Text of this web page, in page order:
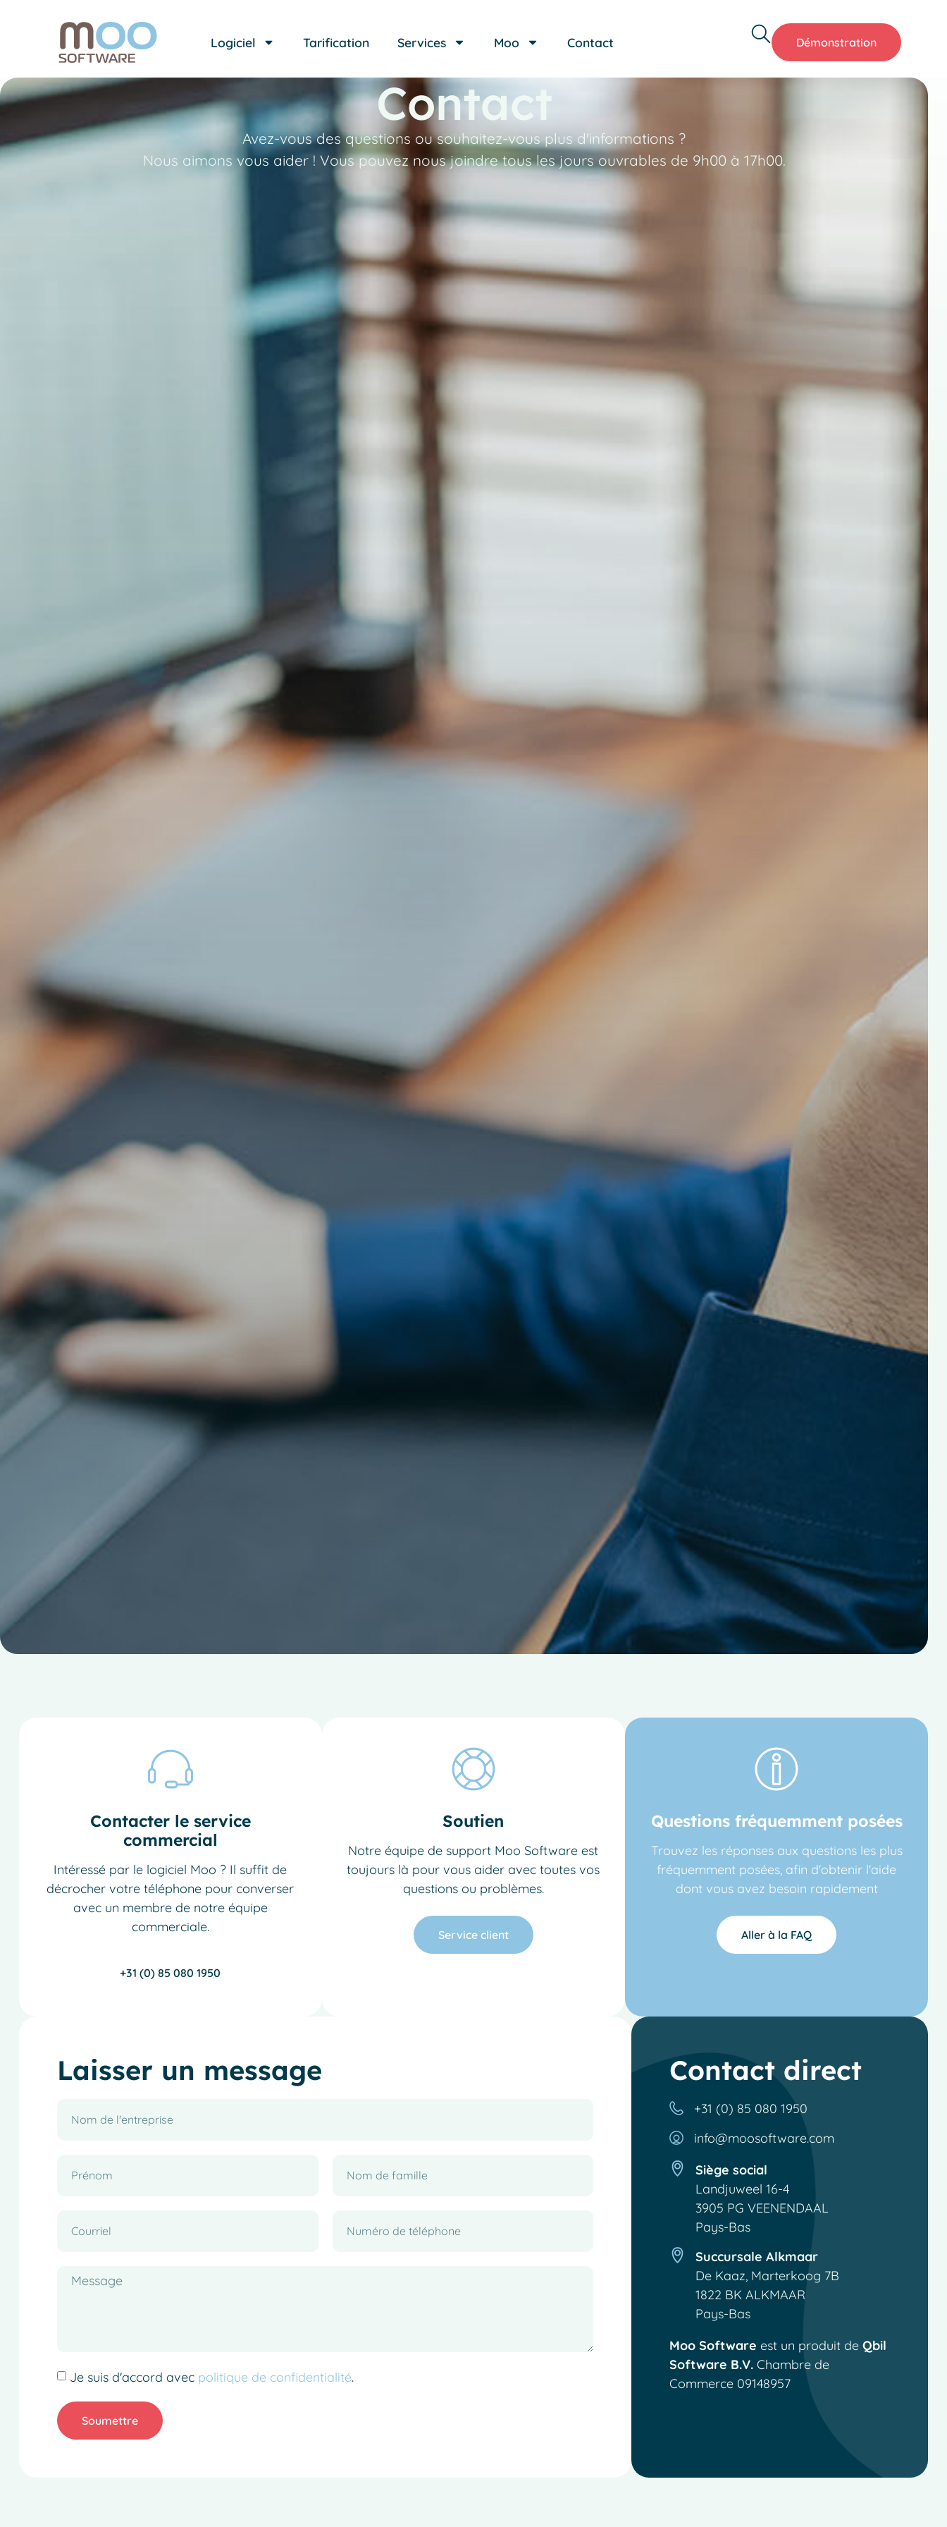
Logiciel Tarification Services Moo Contact Démonstration
Contact
Avez-vous des questions ou souhaitez-vous plus d'informations ?
Nous aimons vous aider ! Vous pouvez nous joindre tous les jours ouvrables de 9h00 à 17h00.
Contacter le service
commercial
Intéressé par le logiciel Moo ? Il suffit de
décrocher votre téléphone pour converser
avec un membre de notre équipe
commerciale.
+31 (0) 85 080 1950
Soutien
Notre équipe de support Moo Software est
toujours là pour vous aider avec toutes vos
questions ou problèmes.
Service client
Questions fréquemment posées
Trouvez les réponses aux questions les plus
fréquemment posées, afin d'obtenir l'aide
dont vous avez besoin rapidement
Aller à la FAQ
Laisser un message
Je suis d'accord avec politique de confidentialité.
Soumettre
Contact direct
+31 (0) 85 080 1950
info@moosoftware.com
Siège social
Landjuweel 16-4
3905 PG VEENENDAAL
Pays-Bas
Succursale Alkmaar
De Kaaz, Marterkoog 7B
1822 BK ALKMAAR
Pays-Bas
Moo Software est un produit deQbil
Software B.V.Chambre de
Commerce 09148957